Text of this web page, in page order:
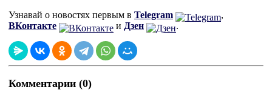
Узнавай о новостях первым в Telegram
,
ВКонтакте
и Дзен .
Комментарии (0)